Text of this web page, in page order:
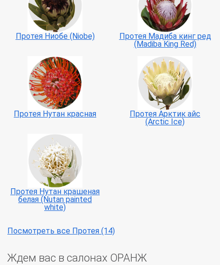
Протея Ниобе (Niobe)
Протея Мадиба кинг ред
(Madiba King Red)
Протея Нутан красная
Протея Арктик айс
(Arctic Ice)
Протея Нутан крашеная
белая (Nutan painted
white)
Посмотреть все Протея (14)
Ждем вас в салонах ОРАНЖ